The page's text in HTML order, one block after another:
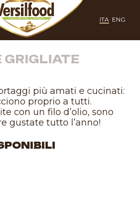
ITA ENG
GRIGLIATE
più amati e cucinati:
proprio a tutti.
con un filo d’olio, sono
gustate tutto l’anno!